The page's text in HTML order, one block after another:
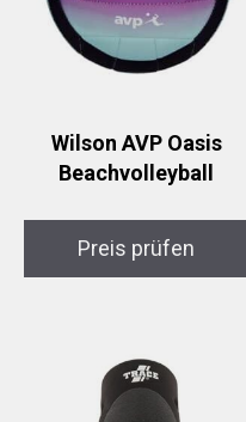
Wilson AVP Oasis
Beachvolleyball
Preis prüfen